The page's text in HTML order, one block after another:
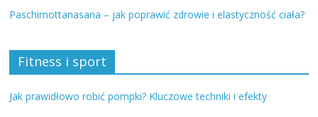
Paschimottanasana – jak poprawić zdrowie i elastyczność ciała?
Fitness i sport
Jak prawidłowo robić pompki? Kluczowe techniki i efekty